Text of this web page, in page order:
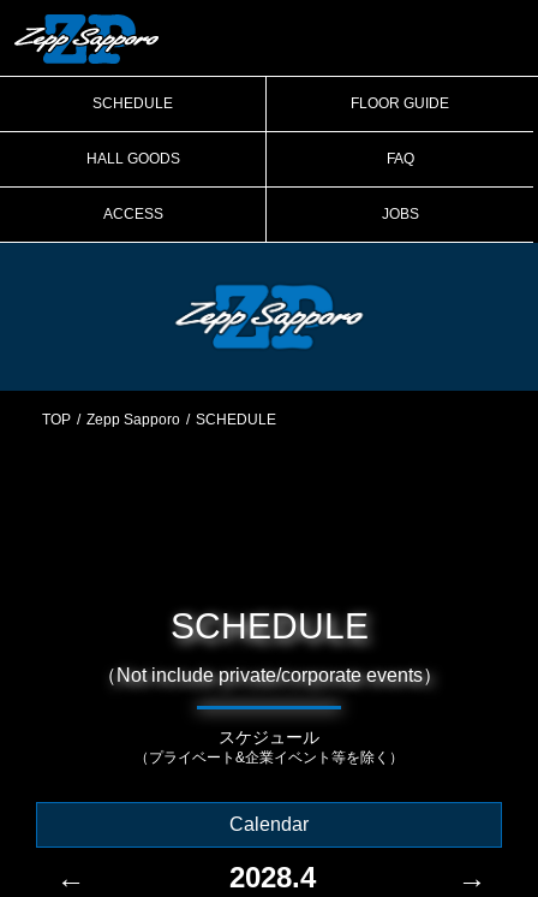
SCHEDULE FLOOR GUIDE
HALL GOODS FAQ
ACCESS JOBS
TOP Zepp Sapporo SCHEDULE
SCHEDULE
（Not include private/corporate events）
スケジュール
（プライベート&企業イベント等を除く）
Calendar
← 2028.4
→